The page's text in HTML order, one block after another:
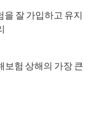
을 잘 가입하고 유지
보험 상해의 가장 큰